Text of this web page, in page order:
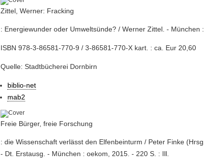
Zittel, Werner: Fracking
: Energiewunder oder Umweltsünde? / Werner Zittel. - München
ISBN 978-3-86581-770-9 / 3-86581-770-X kart. : ca. Eur 20,60
Quelle: Stadtbücherei Dornbirn
biblio-net
mab2
Freie Bürger, freie Forschung
: die Wissenschaft verlässt den Elfenbeinturm / Peter Finke
- Dt. Erstausg. - München : oekom, 2015. - 220 S. : Ill.